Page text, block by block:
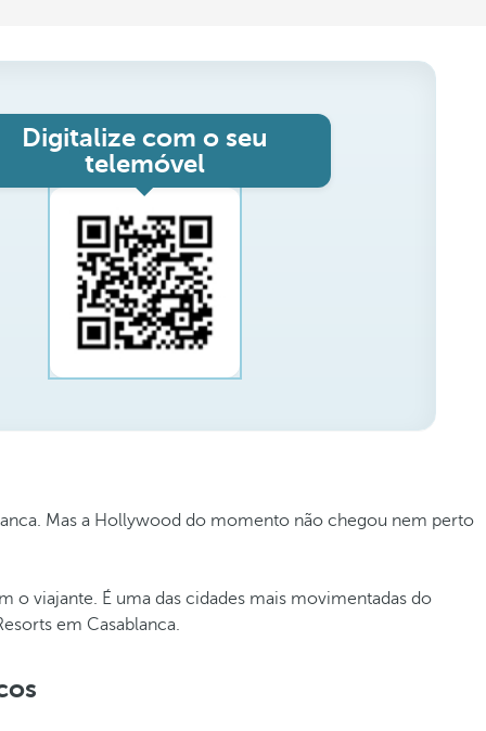
Digitalize com o seu
telemóvel
Mas a Hollywood do momento não chegou nem perto
viajante. É uma das cidades mais movimentadas do
em Casablanca.